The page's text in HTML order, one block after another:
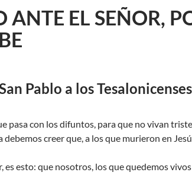
ANTE EL SEÑOR,
Pablo a los Tesalonicenses
pasa con los difuntos, para que no vivan
creer que, a los que murieron en
es esto: que nosotros, los que quedemos